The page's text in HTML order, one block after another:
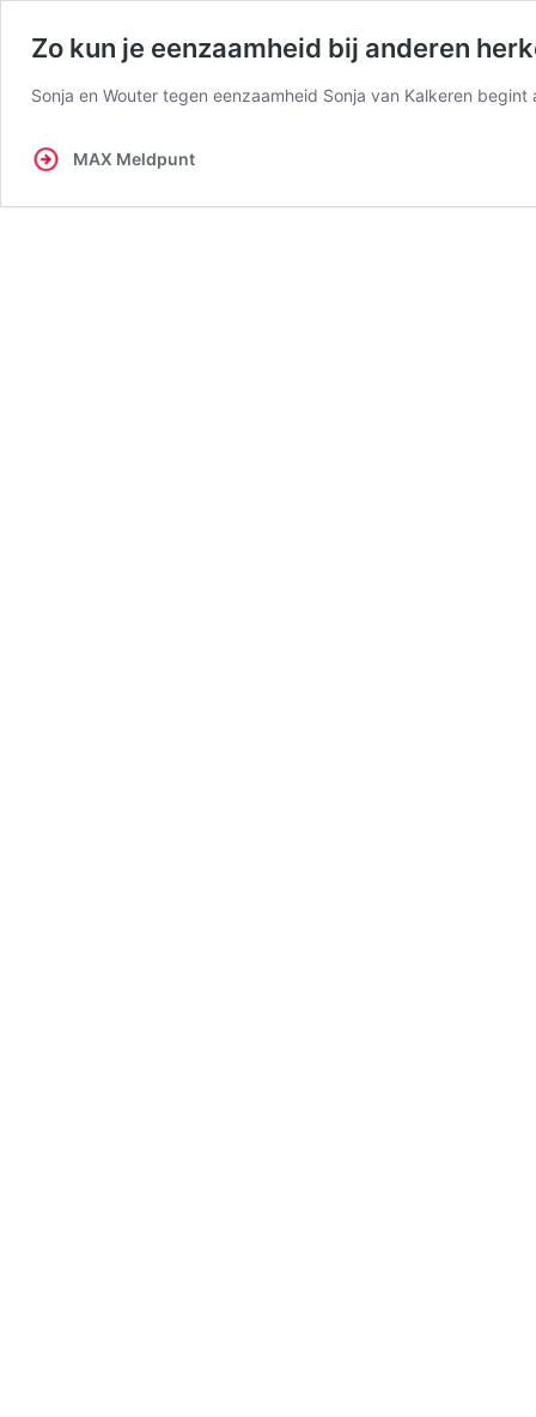
Zo kun je eenzaamheid bij anderen
Sonja en Wouter tegen eenzaamheid Sonja van Kalkeren
MAX Meldpunt